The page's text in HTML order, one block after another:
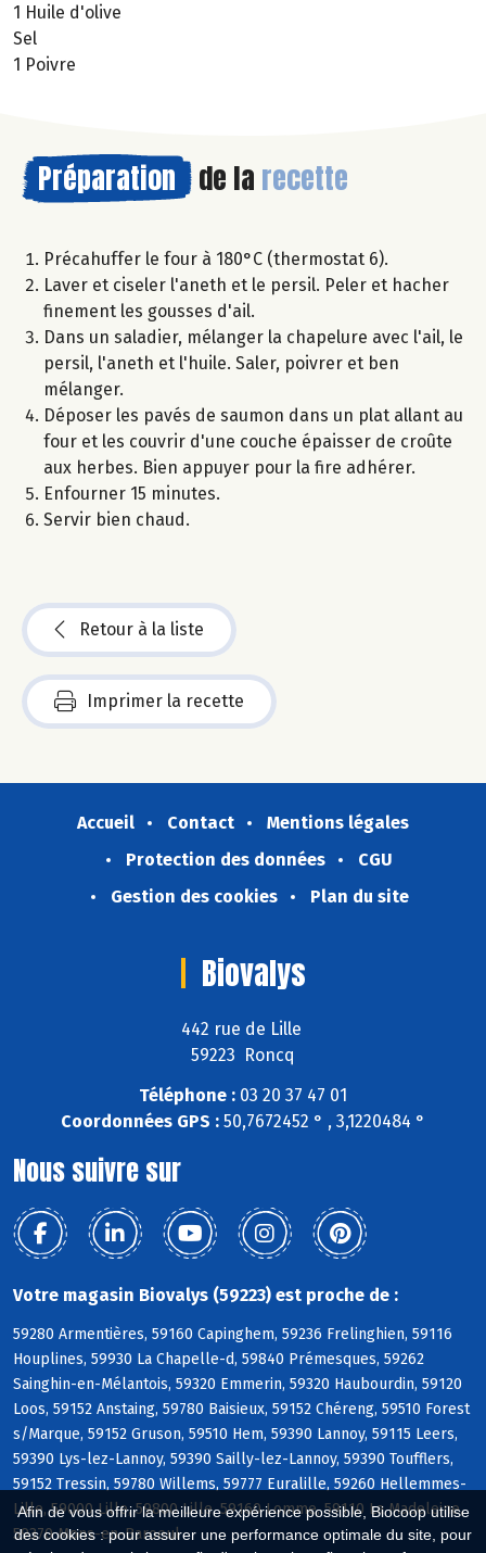
Afin de vous offrir la meilleure expérience possible, Biocoop utilise
des cookies : pour assurer une performance optimale du site, pour
1 Huile d'olive
Sel
1 Poivre
Préparation de la recette
Précahuffer le four à 180°C (thermostat 6).
Laver et ciseler l'aneth et le persil. Peler et hacher
finement les gousses d'ail.
Dans un saladier, mélanger la chapelure avec l'ail, le
persil, l'aneth et l'huile. Saler, poivrer et ben
mélanger.
Déposer les pavés de saumon dans un plat allant au
four et les couvrir d'une couche épaisser de croûte
aux herbes. Bien appuyer pour la fire adhérer.
Enfourner 15 minutes.
Servir bien chaud.
Retour à la liste
Imprimer la recette
Accueil Contact
Mentions légales
Protection des données
CGU
Gestion des cookies
Plan du site
Biovalys
442 rue de Lille
59223 Roncq
Téléphone : 03 20 37 47 01
Coordonnées GPS : 50,7672452 ° , 3,1220484 °
Nous suivre sur
Votre magasin Biovalys (59223) est proche de :
59280 Armentières, 59160 Capinghem, 59236 Frelinghien, 59116
Houplines, 59930 La Chapelle-d, 59840 Prémesques, 59262
Sainghin-en-Mélantois, 59320 Emmerin, 59320 Haubourdin, 59120
Loos, 59152 Anstaing, 59780 Baisieux, 59152 Chéreng, 59510 Forest
s/Marque, 59152 Gruson, 59510 Hem, 59390 Lannoy, 59115 Leers,
59390 Lys-lez-Lannoy, 59390 Sailly-lez-Lannoy, 59390 Toufflers,
59152 Tressin, 59780 Willems, 59777 Euralille, 59260 Hellemmes-
Lille, 59000 Lille, 59800 Lille, 59160 Lomme, 59110 La Madeleine,
59370 Mons-en-Baroeul